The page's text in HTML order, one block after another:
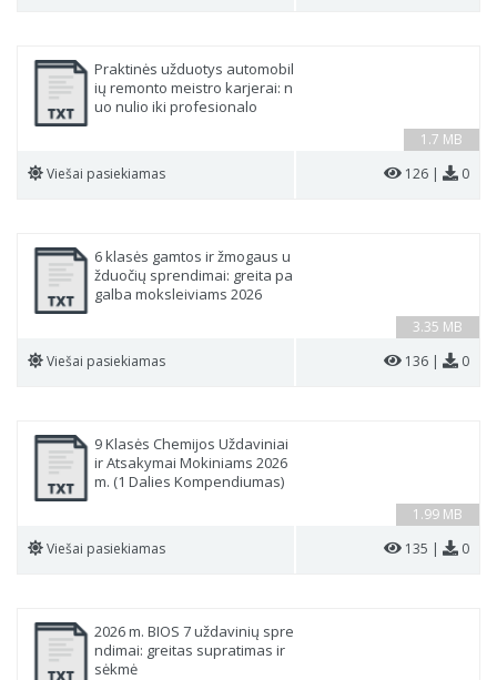
1.7 MB
Praktinės užduotys automobil
ių remonto meistro karjerai: n
uo nulio iki profesionalo
Viešai pasiekiamas 126 | 0
3.35 MB
6 klasės gamtos ir žmogaus u
žduočių sprendimai: greita pa
galba moksleiviams 2026
Viešai pasiekiamas 136 | 0
1.99 MB
9 Klasės Chemijos Uždaviniai
ir Atsakymai Mokiniams 2026
m. (1 Dalies Kompendiumas)
Viešai pasiekiamas 135 | 0
2026 m. BIOS 7 uždavinių spre
ndimai: greitas supratimas ir
sėkmė